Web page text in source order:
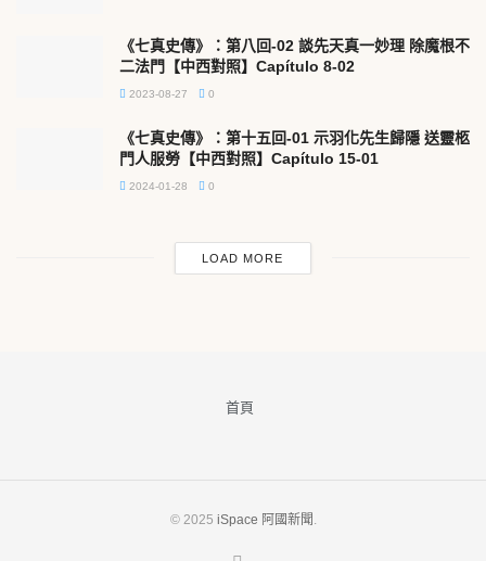
《七真史傳》：第八回-02 談先天真一妙理 除魔根不
二法門【中西對照】Capítulo 8-02
2023-08-27 0
《七真史傳》：第十五回-01 示羽化先生歸隱 送靈柩
門人服勞【中西對照】Capítulo 15-01
2024-01-28 0
LOAD MORE
首頁
© 2025 iSpace 阿國新聞